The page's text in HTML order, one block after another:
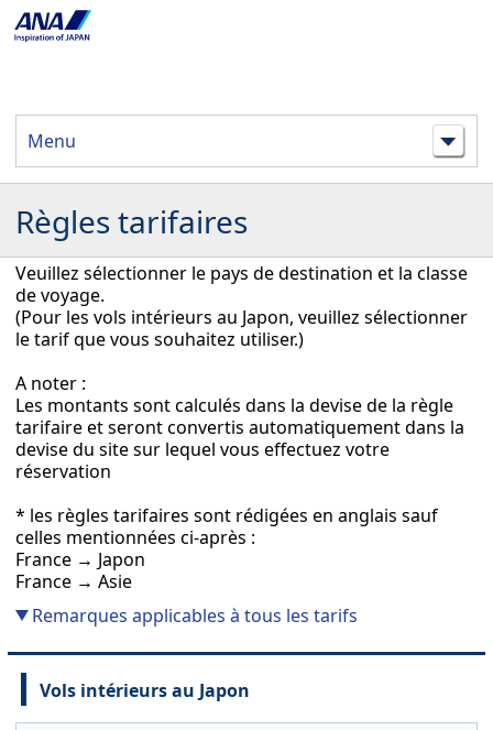
Menu
Règles tarifaires
Veuillez sélectionner le pays de destination et la classe
de voyage.
(Pour les vols intérieurs au Japon, veuillez sélectionner
le tarif que vous souhaitez utiliser.)
A noter :
Les montants sont calculés dans la devise de la règle
tarifaire et seront convertis automatiquement dans la
devise du site sur lequel vous effectuez votre
réservation
* les règles tarifaires sont rédigées en anglais sauf
celles mentionnées ci-après :
France → Japon
France → Asie
Remarques applicables à tous les tarifs
Vols intérieurs au Japon